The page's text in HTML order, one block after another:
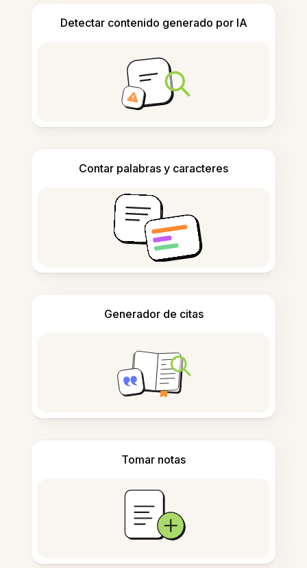
Detectar contenido generado por IA
Contar palabras y caracteres
Generador de citas
Tomar notas